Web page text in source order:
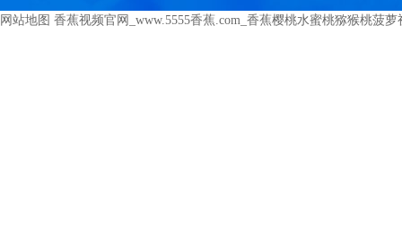
网站地图 香蕉视频官网_www.5555香蕉.com_香蕉樱桃水蜜桃猕猴桃菠